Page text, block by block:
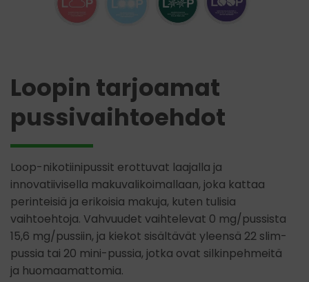
Loopin tarjoamat
pussivaihtoehdot
Loop-nikotiinipussit erottuvat laajalla ja
innovatiivisella makuvalikoimallaan, joka kattaa
perinteisiä ja erikoisia makuja, kuten tulisia
vaihtoehtoja. Vahvuudet vaihtelevat 0 mg/pussista
15,6 mg/pussiin, ja kiekot sisältävät yleensä 22 slim-
pussia tai 20 mini-pussia, jotka ovat silkinpehmeitä
ja huomaamattomia.